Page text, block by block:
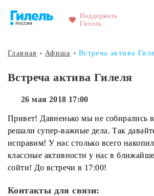
Поддержать
Гилель
Главная Афиша Встреча актива
Встреча актива Гилеля
26 мая 2018 17:00
Привет! Давненько мы не собирались
решали супер-важные дела. Так
исправим! У нас столько всего
классные активности у нас в
сойти! До встречи в 17:00!
Контакты для связи: